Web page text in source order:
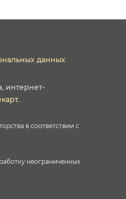
данных
, интернет-
.
в соответствии с
неограниченных